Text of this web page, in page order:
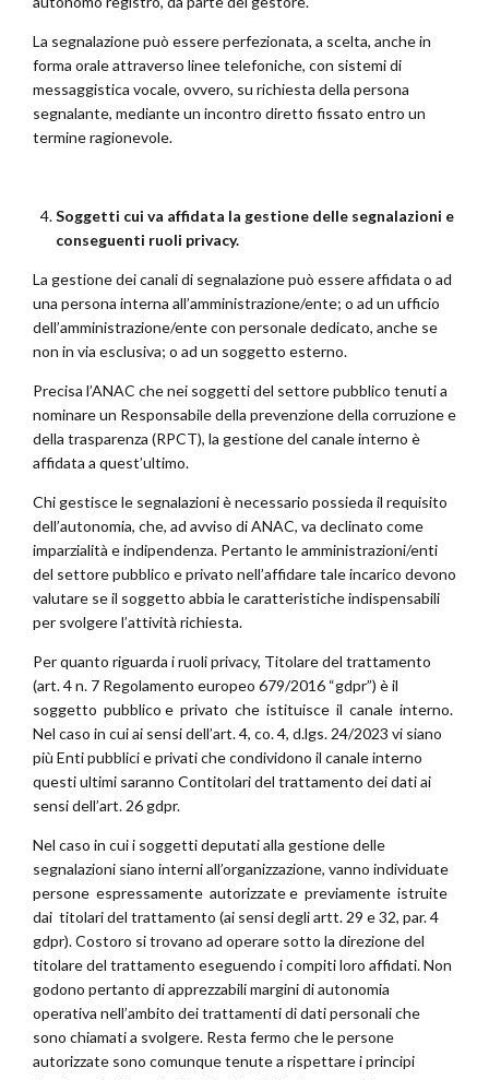
La segnalazione può essere perfezionata, a scelta, anche in
forma orale attraverso linee telefoniche, con sistemi di
messaggistica vocale, ovvero, su richiesta della persona
segnalante, mediante un incontro diretto fissato entro un
termine ragionevole.
Soggetti cui va affidata la gestione delle segnalazioni e
conseguenti ruoli privacy.
La gestione dei canali di segnalazione può essere affidata o ad
una persona interna all’amministrazione/ente; o ad un ufficio
dell’amministrazione/ente con personale dedicato, anche se
non in via esclusiva; o ad un soggetto esterno.
Precisa l’ANAC che nei soggetti del settore pubblico tenuti a
nominare un Responsabile della prevenzione della corruzione e
della trasparenza (RPCT), la gestione del canale interno è
affidata a quest’ultimo.
Chi gestisce le segnalazioni è necessario possieda il requisito
dell’autonomia, che, ad avviso di ANAC, va declinato come
imparzialità e indipendenza. Pertanto le amministrazioni/enti
del settore pubblico e privato nell’affidare tale incarico devono
valutare se il soggetto abbia le caratteristiche indispensabili
per svolgere l’attività richiesta.
Per quanto riguarda i ruoli privacy, Titolare del trattamento
(art. 4 n. 7 Regolamento europeo 679/2016 “gdpr”) è il
soggetto pubblico e privato che istituisce il canale interno.
Nel caso in cui ai sensi dell’art. 4, co. 4, d.lgs. 24/2023 vi siano
più Enti pubblici e privati che condividono il canale interno
questi ultimi saranno Contitolari del trattamento dei dati ai
sensi dell’art. 26 gdpr.
Nel caso in cui i soggetti deputati alla gestione delle
segnalazioni siano interni all’organizzazione, vanno individuate
persone espressamente autorizzate e previamente istruite
dai titolari del trattamento (ai sensi degli artt. 29 e 32, par. 4
gdpr). Costoro si trovano ad operare sotto la direzione del
titolare del trattamento eseguendo i compiti loro affidati. Non
godono pertanto di apprezzabili margini di autonomia
operativa nell’ambito dei trattamenti di dati personali che
sono chiamati a svolgere. Resta fermo che le persone
autorizzate sono comunque tenute a rispettare i principi